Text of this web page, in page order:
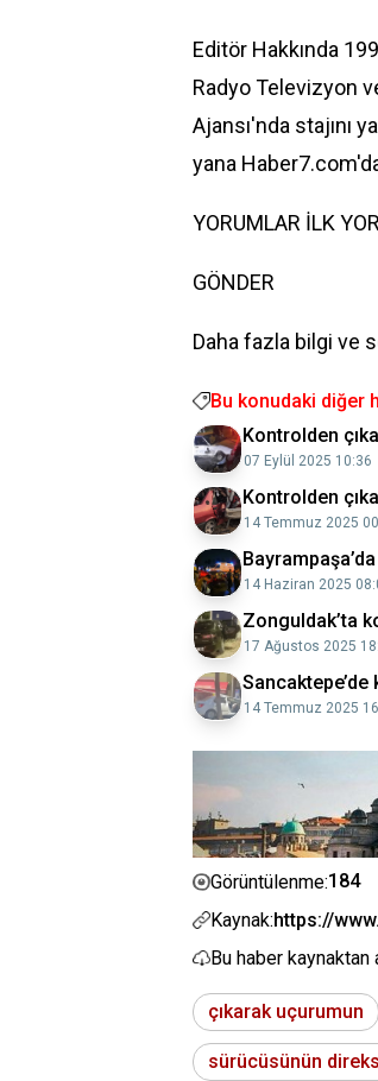
Editör Hakkında
Radyo Televizyon
Ajansı'nda stajını
yana
YORUMLAR İLK
GÖNDER
Daha fazla bilgi ve
Bu konudaki diğer
Kontrolden
07 Eylül 2025 10:36
Kontrolden
14 Temmuz 2025
14 Haziran 2025
Zonguldak’ta
17 Ağustos 2025
14 Temmuz 2025
Görüntülenme:184
Kaynak:https://
Bu haber
çıkarak uçurumun
sürücüsünün